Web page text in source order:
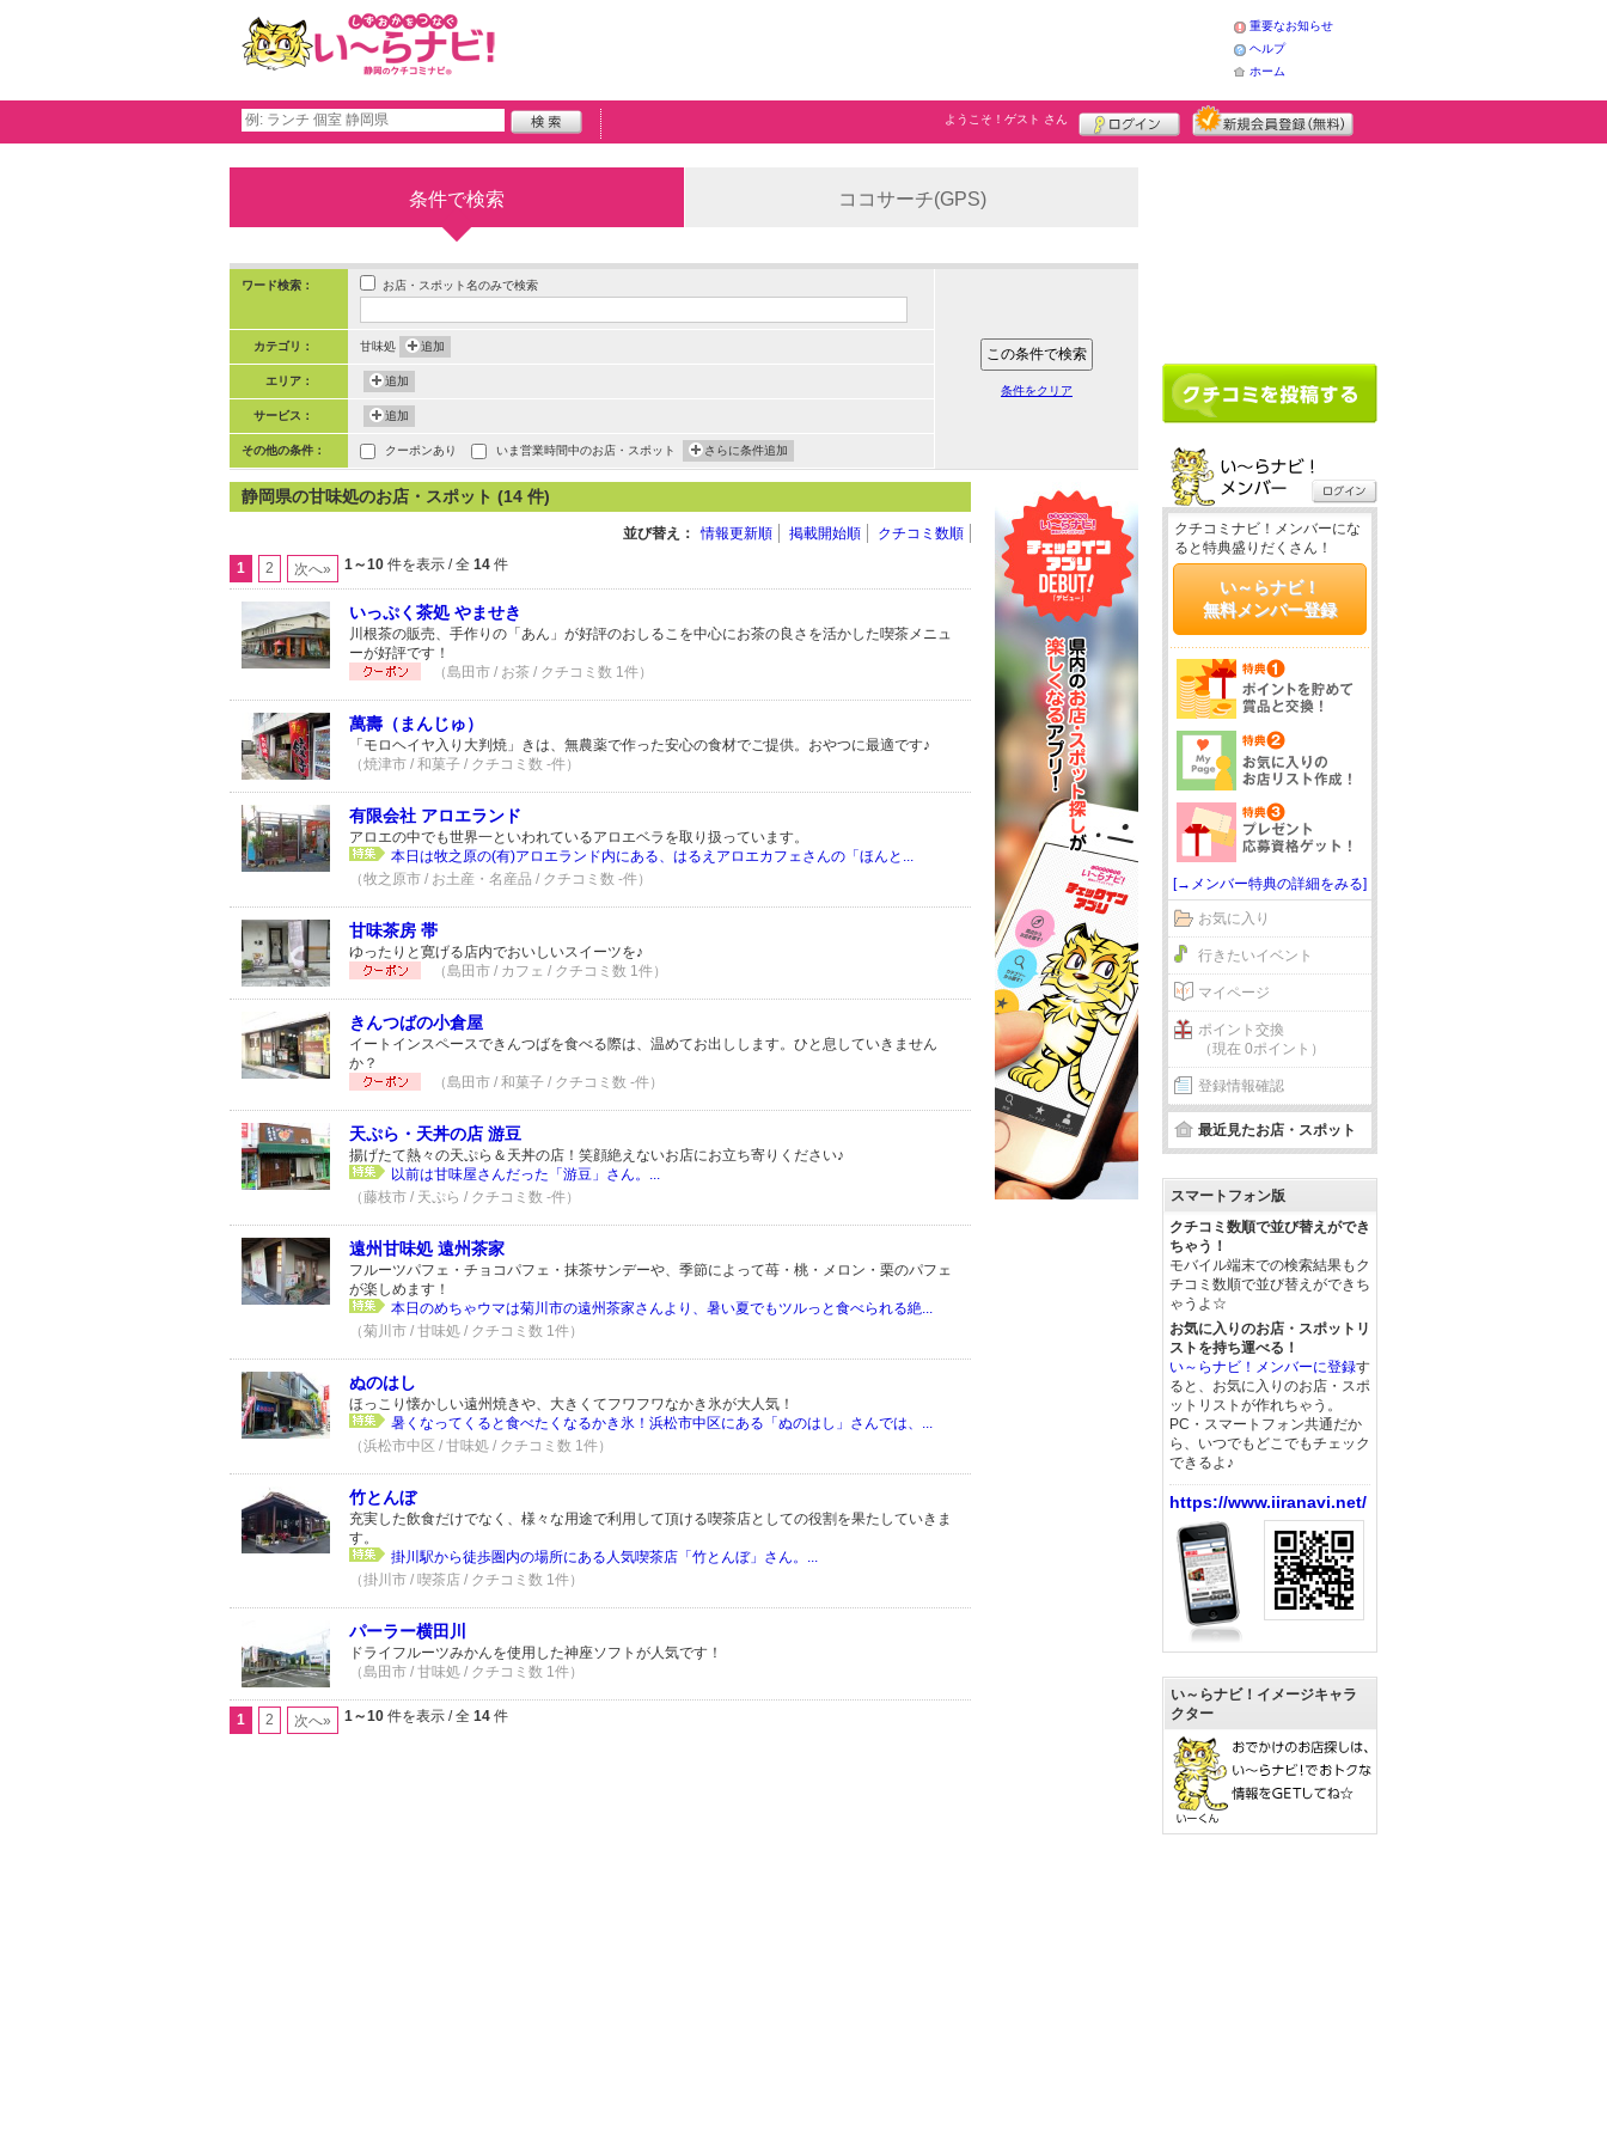
重要なお知らせ
ヘルプ
ホーム
ようこそ！ ゲスト さん
条件で検索 ココサーチ(GPS)
ワード検索： お店・スポット名のみで検索
カテゴリ： 甘味処 追加
エリア： 追加
サービス： 追加
その他の条件： クーポンあり いま営業時間中のお店・スポット さらに条件追加
条件をクリア
静岡県の甘味処のお店・スポット (14 件)
並び替え： 情報更新順 掲載開始順 クチコミ数順
1 2 次へ» 1～10 件を表示 / 全 14 件
いっぷく茶処 やませき
川根茶の販売、手作りの「あん」が好評のおしるこを中心にお茶の良さを活かした喫茶メニュ
ーが好評です！
（島田市 / お茶 / クチコミ数 1件）
萬壽（まんじゅ）
「モロヘイヤ入り大判焼」きは、無農薬で作った安心の食材でご提供。おやつに最適です♪
（焼津市 / 和菓子 / クチコミ数 -件）
有限会社 アロエランド
アロエの中でも世界一といわれているアロエベラを取り扱っています。
本日は牧之原の(有)アロエランド内にある、はるえアロエカフェさんの「ほんと...
（牧之原市 / お土産・名産品 / クチコミ数 -件）
甘味茶房 帯
ゆったりと寛げる店内でおいしいスイーツを♪
（島田市 / カフェ / クチコミ数 1件）
きんつばの小倉屋
イートインスペースできんつばを食べる際は、温めてお出しします。ひと息していきません
か？
（島田市 / 和菓子 / クチコミ数 -件）
天ぷら・天丼の店 游豆
揚げたて熱々の天ぷら＆天丼の店！笑顔絶えないお店にお立ち寄りください♪
以前は甘味屋さんだった「游豆」さん。...
（藤枝市 / 天ぷら / クチコミ数 -件）
遠州甘味処 遠州茶家
フルーツパフェ・チョコパフェ・抹茶サンデーや、季節によって苺・桃・メロン・栗のパフェ
が楽しめます！
本日のめちゃウマは菊川市の遠州茶家さんより、暑い夏でもツルっと食べられる絶...
（菊川市 / 甘味処 / クチコミ数 1件）
ぬのはし
ほっこり懐かしい遠州焼きや、大きくてフワフワなかき氷が大人気！
暑くなってくると食べたくなるかき氷！浜松市中区にある「ぬのはし」さんでは、...
（浜松市中区 / 甘味処 / クチコミ数 1件）
竹とんぼ
充実した飲食だけでなく、様々な用途で利用して頂ける喫茶店としての役割を果たしていきま
す。
掛川駅から徒歩圏内の場所にある人気喫茶店「竹とんぼ」さん。...
（掛川市 / 喫茶店 / クチコミ数 1件）
パーラー横田川
ドライフルーツみかんを使用した神座ソフトが人気です！
（島田市 / 甘味処 / クチコミ数 1件）
1 2 次へ» 1～10 件を表示 / 全 14 件
クチコミナビ！メンバーにな
ると特典盛りだくさん！
い～らナビ！
無料メンバー登録
[→メンバー特典の詳細をみる]
お気に入り
行きたいイベント
マイページ
ポイント交換
（現在 0ポイント）
登録情報確認
最近見たお店・スポット
スマートフォン版
クチコミ数順で並び替えができ
ちゃう！
モバイル端末での検索結果もク
チコミ数順で並び替えができち
ゃうよ☆
お気に入りのお店・スポットリ
ストを持ち運べる！
い～らナビ！メンバーに登録す
ると、お気に入りのお店・スポ
ットリストが作れちゃう。
PC・スマートフォン共通だか
ら、いつでもどこでもチェック
できるよ♪
https://www.iiranavi.net/
い～らナビ！イメージキャラ
クター